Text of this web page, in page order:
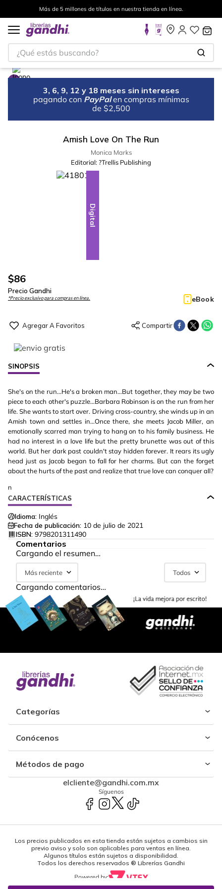
Más de 5 millones de títulos en nuestra tienda en línea.
¿Qué estás buscando?
3, 6, 9, 12 y 18 meses sin intereses
pagando con PayPal en compras mínimas
de $2,500
Amish Love On The Run
Monica Marks
Editorial: ?Trellis Publishing
Digital
$86
Precio Gandhi
*Precio exclusivo para compras en línea. eBook
SINOPSIS
She's on the run...He's a broken man...But together, they may be two
piece to each other's puzzle...Barbara Robinson is on the run from her
life. She wants to start over. Driving cross-country, she winds up in an
Amish town and settles in...Once there, she meets Jacob Miller, an
emotionally scarred man trying to hang on to his family business. He
had no interest in a love life but the pretty brunette was out of this
world. But her dark past couldn't stay hidden forever. It rears its ugly
head just as Jacob began to fall for her charms. But can the forget
about the hurts of the past and realize that true love can conquer all?
n
CARACTERÍSTICAS
Idioma: Inglés
Fecha de publicación: 10 de julio de 2021
ISBN: 9798201311490
Comentarios
Cargando el resumen…
Más reciente Todos
Cargando comentarios…
Categorías
Conócenos
Métodos de pago
elcliente@gandhi.com.mx
Síguenos
Los precios publicados en esta tienda están sujetos a cambios sin
previo aviso y solo son aplicables para ventas en línea.
Algunos títulos están sujetos a disponibilidad.
Todos los derechos reservados ® Librerías Gandhi
Powered by: